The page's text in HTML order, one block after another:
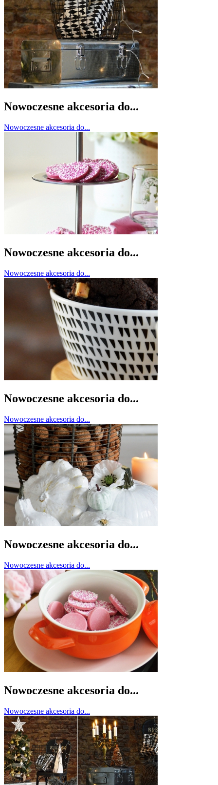
Nowoczesne akcesoria do...
Nowoczesne akcesoria do...
Nowoczesne akcesoria do...
Nowoczesne akcesoria do...
Nowoczesne akcesoria do...
Nowoczesne akcesoria do...
Nowoczesne akcesoria do...
Nowoczesne akcesoria do...
Nowoczesne akcesoria do...
Nowoczesne akcesoria do...